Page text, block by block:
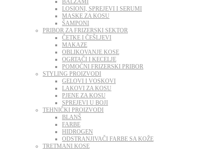
LOSIONI, SPREJEVI I SERUMI
MASKE ZA KOSU
ŠAMPONI
PRIBOR ZA FRIZERSKI SEKTOR
ČETKE I ČEŠLJEVI
MAKAZE
OBLIKOVANJE KOSE
OGRTAČI I KECELJE
POMOĆNI FRIZERSKI PRIBOR
STYLING PROIZVODI
GELOVI I VOSKOVI
LAKOVI ZA KOSU
PJENE ZA KOSU
SPREJEVI U BOJI
TEHNIČKI PROIZVODI
BLANŠ
FARBE
HIDROGEN
ODSTRANJIVAČI FARBE SA KOŽE
TRETMANI KOSE